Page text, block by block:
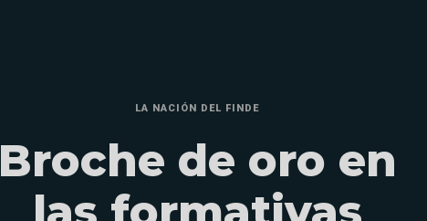
LA NACIÓN DEL FINDE
Broche de oro en